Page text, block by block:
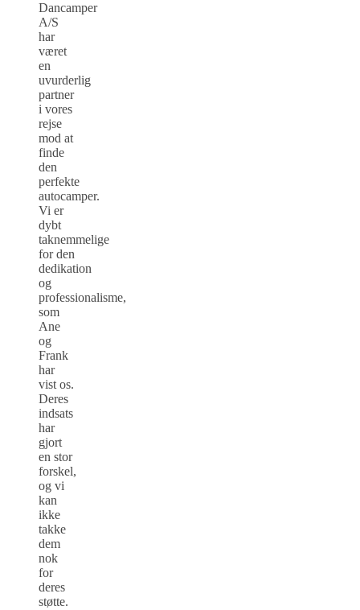
Dancamper
A/S
har
været
en
uvurderlig
partner
i vores
rejse
mod at
finde
den
perfekte
autocamper.
Vi er
dybt
taknemmelige
for den
dedikation
og
professionalisme,
som
Ane
og
Frank
har
vist os.
Deres
indsats
har
gjort
en stor
forskel,
og vi
kan
ikke
takke
dem
nok
for
deres
støtte.